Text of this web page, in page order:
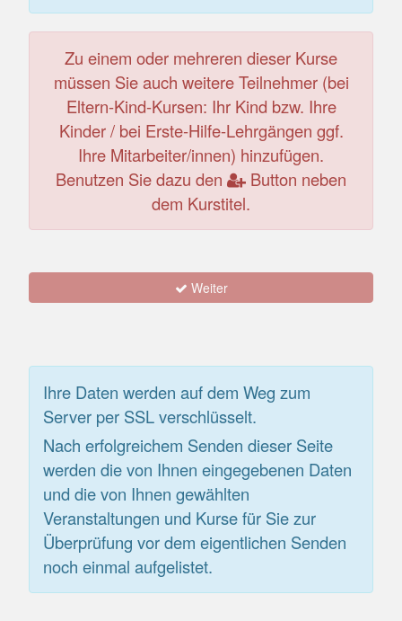
Zu einem oder mehreren dieser Kurse
müssen Sie auch weitere Teilnehmer (bei
Eltern-Kind-Kursen: Ihr Kind bzw. Ihre
Kinder / bei Erste-Hilfe-Lehrgängen ggf.
Ihre Mitarbeiter/innen) hinzufügen.
Benutzen Sie dazu den
Button neben
dem Kurstitel.
Weiter
Ihre Daten werden auf dem Weg zum
Server per SSL verschlüsselt.
Nach erfolgreichem Senden dieser Seite
werden die von Ihnen eingegebenen Daten
und die von Ihnen gewählten
Veranstaltungen und Kurse für Sie zur
Überprüfung vor dem eigentlichen Senden
noch einmal aufgelistet.